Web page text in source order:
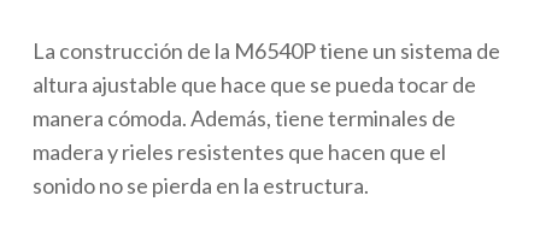
La construcción de la M6540P tiene un sistema de
altura ajustable que hace que se pueda tocar de
manera cómoda. Además, tiene terminales de
madera y rieles resistentes que hacen que el
sonido no se pierda en la estructura.